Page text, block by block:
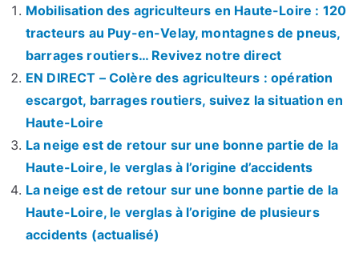
Mobilisation des agriculteurs en Haute-Loire : 120
tracteurs au Puy-en-Velay, montagnes de pneus,
barrages routiers… Revivez notre direct
EN DIRECT – Colère des agriculteurs : opération
escargot, barrages routiers, suivez la situation en
Haute-Loire
La neige est de retour sur une bonne partie de la
Haute-Loire, le verglas à l’origine d’accidents
La neige est de retour sur une bonne partie de la
Haute-Loire, le verglas à l’origine de plusieurs
accidents (actualisé)